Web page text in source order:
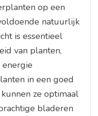
op een
natuurlijk
is essentieel
van planten,
energie
in een goed
ze optimaal
bladeren